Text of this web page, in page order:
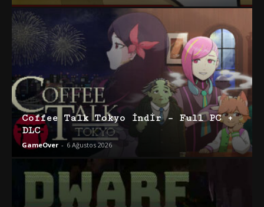
Coffee Talk Tokyo İndir – Full PC +
DLC
GameOver - 6 Ağustos 2026